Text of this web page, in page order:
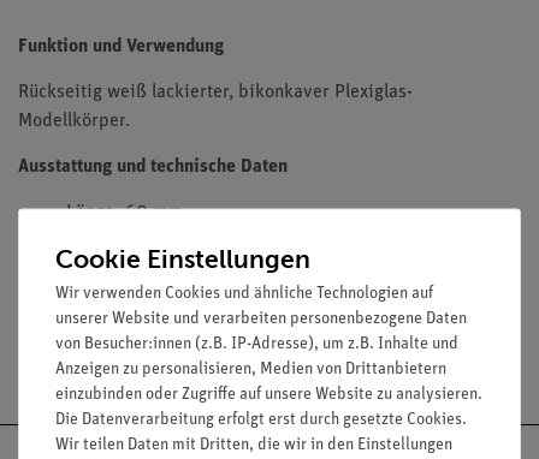
Funktion und Verwendung
Rückseitig weiß lackierter, bikonkaver Plexiglas-
Modellkörper.
Ausstattung und technische Daten
Länge: 60 mm
Versandkostenfrei ab 300,- €
Cookie Einstellungen
Wir verwenden Cookies und ähnliche Technologien auf
unserer Website und verarbeiten personenbezogene Daten
von Besucher:innen (z.B. IP-Adresse), um z.B. Inhalte und
Anzeigen zu personalisieren, Medien von Drittanbietern
einzubinden oder Zugriffe auf unsere Website zu analysieren.
Die Datenverarbeitung erfolgt erst durch gesetzte Cookies.
Wir teilen Daten mit Dritten, die wir in den Einstellungen